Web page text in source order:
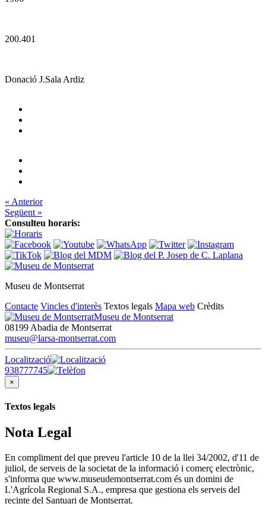
200.401
Donació J.Sala Ardiz
« Anterior
Següent »
Consulteu horaris:
Museu de Montserrat
Contacte Vincles d'interès Textos legals Mapa web Crèdits
Museu de Montserrat
08199 Abadia de Montserrat
museu@larsa-montserrat.com
Localització
938777745
×
Textos legals
Nota Legal
En compliment del que preveu l'article 10 de la llei 34/2002, d'11 de
juliol, de serveis de la societat de la informació i comerç electrònic,
s'informa que www.museudemontserrat.com és un domini de
L'Agrícola Regional S.A., empresa que gestiona els serveis del
recinte del Santuari de Montserrat.